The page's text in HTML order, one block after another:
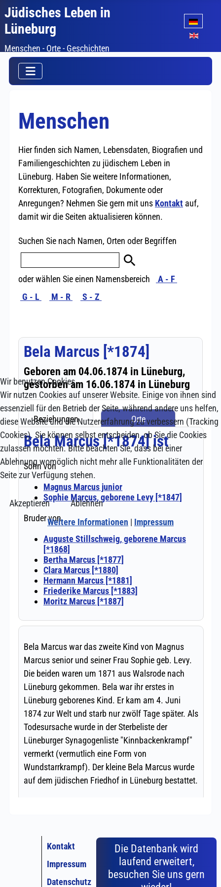
Jüdisches Leben in
Lüneburg
Menschen - Orte - Geschichten
Sprache
Kontakt
Impressum
Datenschutz
Die Datenbank wird
laufend erweitert,
besuchen Sie uns gern
Wir benutzen Cookies
Wir nutzen Cookies auf unserer Website. Einige von ihnen sind
essenziell für den Betrieb der Seite, während andere uns helfen,
diese Website und die Nutzererfahrung zu verbessern (Tracking
Cookies). Sie können selbst entscheiden, ob Sie die Cookies
zulassen möchten. Bitte beachten Sie, dass bei einer
Ablehnung womöglich nicht mehr alle Funktionalitäten der
Seite zur Verfügung stehen.
Akzeptieren
Ablehnen
Weitere Informationen | Impressum